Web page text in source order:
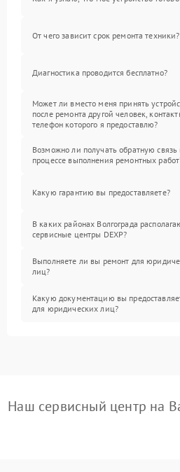
От чего зависит срок ремонта техники?
Диагностика проводится бесплатно?
Может ли вместо меня принять
после ремонта другой человек,
телефон которого я предоставлю?
Возможно ли получать обратную связь
процессе выполнения ремонтных
Какую гарантию вы предоставляете?
В каких районах Волгограда
сервисные центры DEXP?
Выполняете ли вы ремонт для
лиц?
Какую документацию вы
для юридических лиц?
Наш сервисный центр на